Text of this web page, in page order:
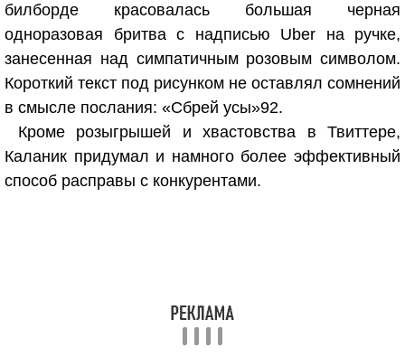
билборде красовалась большая черная
одноразовая бритва с надписью Uber на ручке,
занесенная над симпатичным розовым символом.
Короткий текст под рисунком не оставлял сомнений
в смысле послания: «Сбрей усы»92.
Кроме розыгрышей и хвастовства в Твиттере,
Каланик придумал и намного более эффективный
способ расправы с конкурентами.